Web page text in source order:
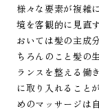
様々な要素が複雑
境を客観的に見直
おいては髪の主成
ちろんのこと髪の
ランスを整える働
に取り入れること
めのマッサージは